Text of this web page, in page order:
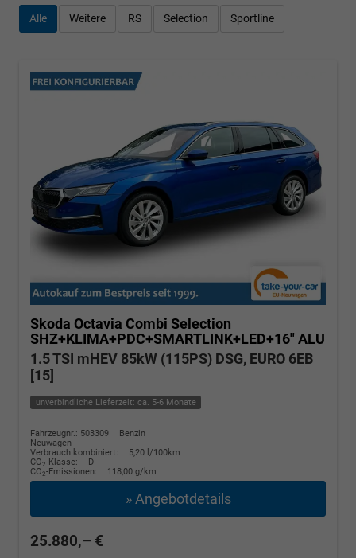
Alle Weitere RS Selection Sportline
Skoda Octavia Combi Selection
SHZ+KLIMA+PDC+SMARTLINK+LED+16" ALU
1.5 TSI mHEV 85kW (115PS) DSG, EURO 6EB
[15]
unverbindliche Lieferzeit: ca. 5-6 Monate
Fahrzeugnr.: 503309
Benzin
Neuwagen
Verbrauch kombiniert:
5,20 l/100km
CO2-Klasse:
D
CO2-Emissionen: 118,00 g/km
» Angebotdetails
25.880,– €